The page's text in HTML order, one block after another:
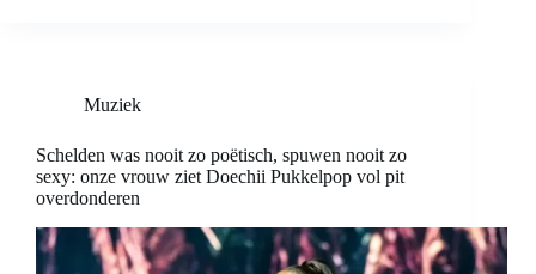
Muziek
Schelden was nooit zo poëtisch, spuwen nooit zo
sexy: onze vrouw ziet Doechii Pukkelpop vol pit
overdonderen